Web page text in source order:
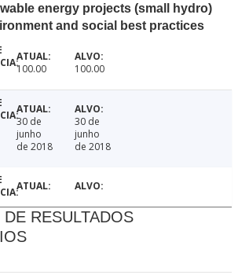
energy projects (small hydro)
and social best practices
100.00 100.00
30 de
junho
de 2018
30 de
junho
de 2018
RESULTADOS